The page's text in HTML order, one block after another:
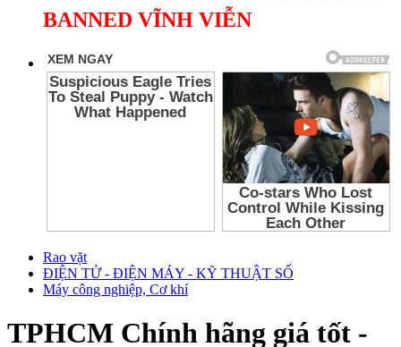
BANNED VĨNH VIỄN
Rao vặt
ĐIỆN TỬ - ĐIỆN MÁY - KỸ THUẬT SỐ
Máy công nghiệp, Cơ khí
TPHCM Chính hãng giá tốt -